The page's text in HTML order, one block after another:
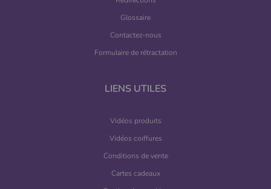
Glossaire
Contactez-nous
Formulaire de rétractation
LIENS UTILES
Vidéos produits
Vidéos coiffures
Conditions de vente
Cartes cadeaux